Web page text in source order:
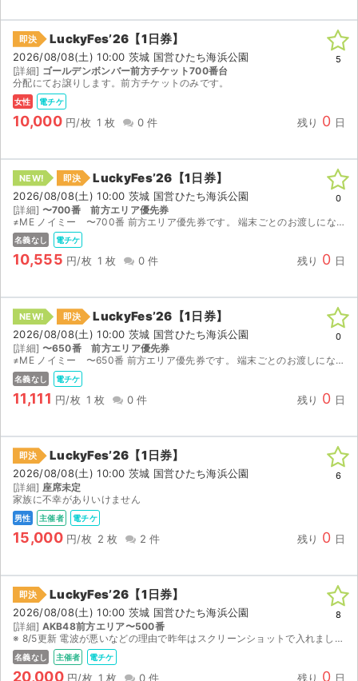
即決 LuckyFes’26【1日券】
2026/08/08(土) 10:00 茨城 国営ひたち海浜公園
[詳細] ゴールデンボンバー前方チケット700番台
分配にてお譲りします。前方チケットのみです。
女性 電チケ
10,000 円/枚 1 枚 0 件 残り 0 日
5
NEW! 即決 LuckyFes’26【1日券】
2026/08/08(土) 10:00 茨城 国営ひたち海浜公園
[詳細] 〜700番 前方エリア優先券
≠ME ノイミー 〜700番 前方エリア優先券です。 端末ごとのお渡しになるため、顔写真付き身分証との交換が可能な方のみご購入お願いいたします。
名義なし 電チケ
10,555 円/枚 1 枚 0 件 残り 0 日
0
NEW! 即決 LuckyFes’26【1日券】
2026/08/08(土) 10:00 茨城 国営ひたち海浜公園
[詳細] 〜650番 前方エリア優先券
≠ME ノイミー 〜650番 前方エリア優先券です。 端末ごとのお渡しになるため、顔写真付き身分証との交換が可能な方のみご購入お願いいたします。
名義なし 電チケ
11,111 円/枚 1 枚 0 件 残り 0 日
0
即決 LuckyFes’26【1日券】
2026/08/08(土) 10:00 茨城 国営ひたち海浜公園
[詳細] 座席未定
家族に不幸がありいけません
男性 主催者 電チケ
15,000 円/枚 2 枚 2 件 残り 0 日
6
即決 LuckyFes’26【1日券】
2026/08/08(土) 10:00 茨城 国営ひたち海浜公園
[詳細] AKB48前方エリア〜500番
※ 8/5更新 電波が悪いなどの理由で昨年はスクリーンショットで入れましたのでスクリーンショットでチケットをお送りします。 ログイン情報のお渡しなどはできません。 リスクご了承の上ご購入ください...
名義なし 主催者 電チケ
20,000 円/枚 1 枚 0 件 残り 0 日
8